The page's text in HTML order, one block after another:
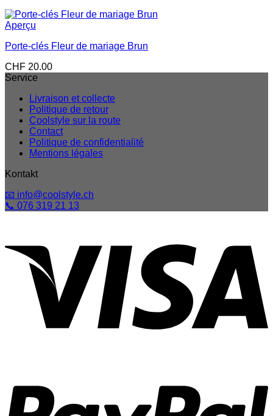
Aperçu
Porte-clés Fleur de mariage Brun
CHF 20.00
Service
Livraison et collecte
Politique de retour
Coolstyle sur la route
Contact
Politique de confidentialité
Mentions légales
Kontakt
📧 info@coolstyle.ch
📞 076 319 21 13